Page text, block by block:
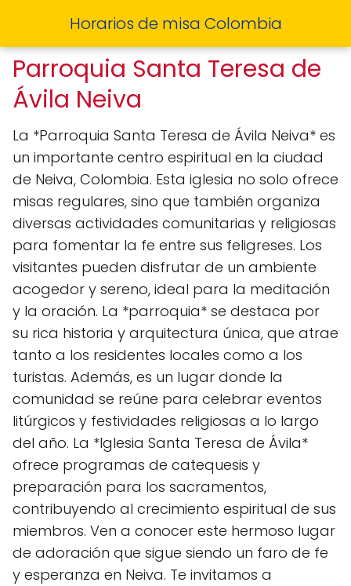
Horarios de misa Colombia
Parroquia Santa Teresa de
Ávila Neiva
La *Parroquia Santa Teresa de Ávila Neiva* es
un importante centro espiritual en la ciudad
de Neiva, Colombia. Esta iglesia no solo ofrece
misas regulares, sino que también organiza
diversas actividades comunitarias y religiosas
para fomentar la fe entre sus feligreses. Los
visitantes pueden disfrutar de un ambiente
acogedor y sereno, ideal para la meditación
y la oración. La *parroquia* se destaca por
su rica historia y arquitectura única, que atrae
tanto a los residentes locales como a los
turistas. Además, es un lugar donde la
comunidad se reúne para celebrar eventos
litúrgicos y festividades religiosas a lo largo
del año. La *Iglesia Santa Teresa de Ávila*
ofrece programas de catequesis y
preparación para los sacramentos,
contribuyendo al crecimiento espiritual de sus
miembros. Ven a conocer este hermoso lugar
de adoración que sigue siendo un faro de fe
y esperanza en Neiva. Te invitamos a